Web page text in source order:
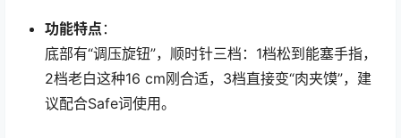
功能特点 ：
底部有“调压旋钮”，顺时针三档：1档松到能塞手指，
2档老白这种16 cm刚合适，3档直接变“肉夹馍”，建
议配合Safe词使用。